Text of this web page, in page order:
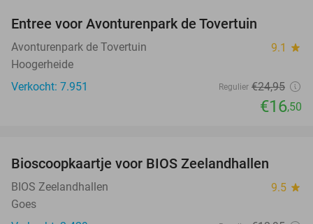
Entree voor Avonturenpark de Tovertuin
Avonturenpark de Tovertuin 9.1 star
Hoogerheide
Verkocht: 7.951
Regulier €24,95
€16,50
Bioscoopkaartje voor BIOS Zeelandhallen
BIOS Zeelandhallen 9.5 star
Goes